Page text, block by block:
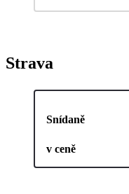
Strava
Snídaně
v ceně